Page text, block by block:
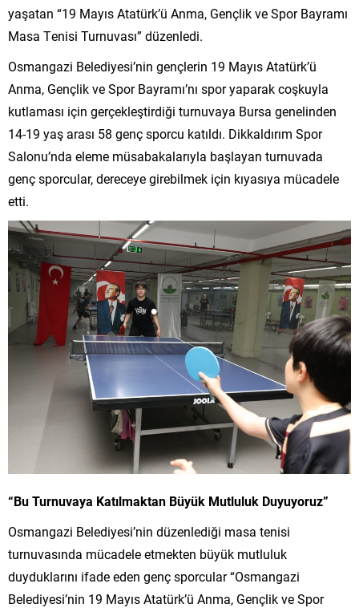
yaşatan “19 Mayıs Atatürk’ü Anma, Gençlik ve Spor Bayramı
Masa Tenisi Turnuvası” düzenledi.
Osmangazi Belediyesi’nin gençlerin 19 Mayıs Atatürk’ü
Anma, Gençlik ve Spor Bayramı’nı spor yaparak coşkuyla
kutlaması için gerçekleştirdiği turnuvaya Bursa genelinden
14-19 yaş arası 58 genç sporcu katıldı. Dikkaldırım Spor
Salonu’nda eleme müsabakalarıyla başlayan turnuvada
genç sporcular, dereceye girebilmek için kıyasıya mücadele
etti.
“Bu Turnuvaya Katılmaktan Büyük Mutluluk Duyuyoruz”
Osmangazi Belediyesi’nin düzenlediği masa tenisi
turnuvasında mücadele etmekten büyük mutluluk
duyduklarını ifade eden genç sporcular “Osmangazi
Belediyesi’nin 19 Mayıs Atatürk’ü Anma, Gençlik ve Spor